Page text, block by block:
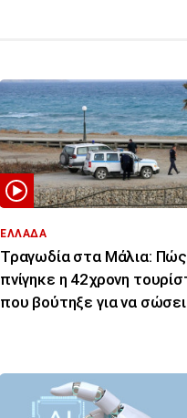
ΕΛΛΑΔΑ
Τραγωδία στα Μάλια: Πώς
πνίγηκε η 42χρονη
που βούτηξε για να